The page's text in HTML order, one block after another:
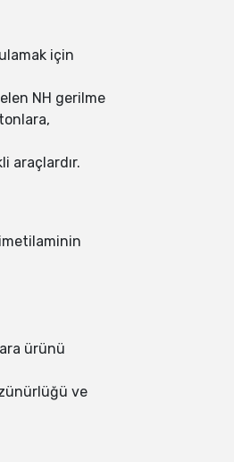
için
NH gerilme
araçlardır.
ürünü
ve